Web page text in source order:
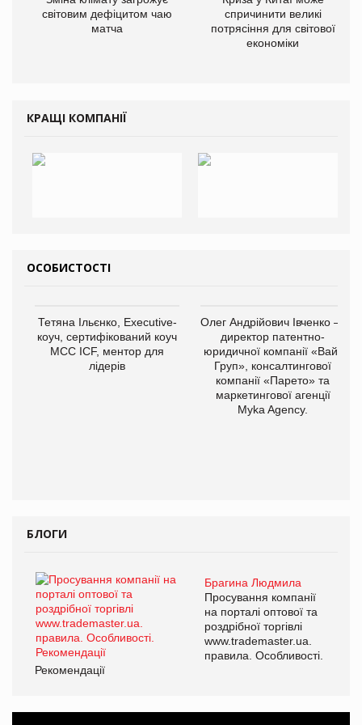
світовим дефіцитом чаю
матча
спричинити великі
потрясіння для світової
економіки
КРАЩІ КОМПАНІЇ
ОСОБИСТОСТІ
Тетяна Ільєнко, Executive-
коуч, сертифікований коуч
МСС ICF, ментор для
лідерів
Олег Андрійович Івченко —
директор патентно-
юридичної компанії «Вайз
Груп», консалтингової
компанії «Парето» та
маркетингової агенції
Myka Agency.
БЛОГИ
Брагина Людмила
Просування компанії
на порталі оптової та
роздрібної торгівлі
www.trademaster.ua.
правила. Особливості.
Рекомендації